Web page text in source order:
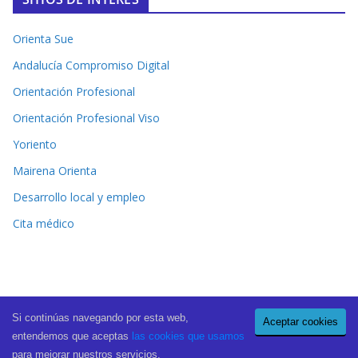
Orienta Sue
Andalucía Compromiso Digital
Orientación Profesional
Orientación Profesional Viso
Yoriento
Mairena Orienta
Desarrollo local y empleo
Cita médico
Copyright © 2026 El Periódico de Mairena
. All rights reserved.
Theme:
ColorMag Pro by ThemeGrill. Powered by
Aceptar cookies
Si continúas navegando por esta web,
entendemos que aceptas las cookies que usamos
para mejorar nuestros servicios.